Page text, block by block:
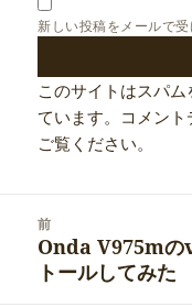
新しい投稿をメールで
このサイトはスパ
ています。 コメン
ご覧ください。
前
前
の
投
Onda V975mの
トールしてみた